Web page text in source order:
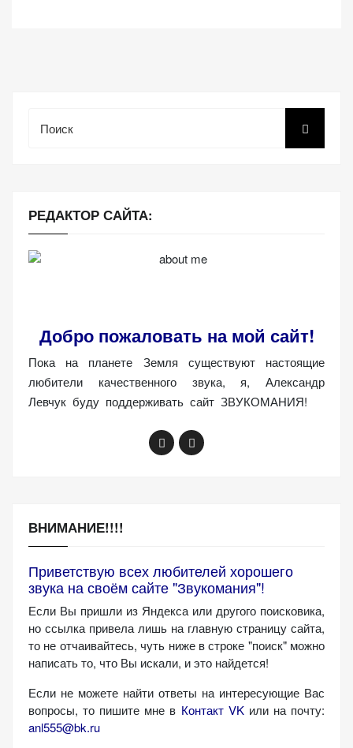
РЕДАКТОР САЙТА:
Добро пожаловать на мой сайт!
Пока на планете Земля существуют настоящие
любители качественного звука, я, Александр
Левчук буду поддерживать сайт ЗВУКОМАНИЯ!
ВНИМАНИЕ!!!!
Приветствую всех любителей хорошего
звука на своём сайте "Звукомания"!
Если Вы пришли из Яндекса или другого поисковика,
но ссылка привела лишь на главную страницу сайта,
то не отчаивайтесь, чуть ниже в строке "поиск" можно
написать то, что Вы искали, и это найдется!
Если не можете найти ответы на интересующие Вас
вопросы, то пишите мне в Контакт VKили на почту:
anl555@bk.ru
веб-сайта.
Обеспечивают
работу сайта. Если
вы откажетесь от
функции веб-сайта
исчезнут.
Статистические
персональных
Маркетинговые
(реклама)
Яндекс.Директ:
персонализированная
реклама на основе
ваших интересов.
Рассказывая о своих
интересах и